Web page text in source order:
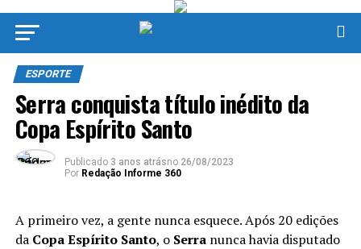
ESPORTE
Serra conquista título inédito da
Copa Espírito Santo
Publicado 3 anos atrásno 26/08/2023
Por Redação Informe 360
A primeiro vez, a gente nunca esquece. Após 20 edições
da Copa Espírito Santo, o Serranunca havia disputado